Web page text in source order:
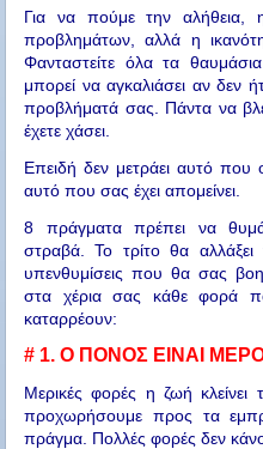
Για να πούμε την αλήθεια,
προβλημάτων, αλλά η
Φανταστείτε όλα τα
μπορεί να αγκαλιάσει αν δεν
προβλήματά σας. Πάντα να
έχετε χάσει.
Επειδή δεν μετράει αυτό
αυτό που σας έχει απομείνει.
8 πράγματα πρέπει να
στραβά. Το τρίτο θα
υπενθυμίσεις που θα σας
στα χέρια σας κάθε φορά
καταρρέουν:
# 1. Ο ΠΟΝΟΣ ΕΙΝΑΙ
Μερικές φορές η ζωή κλείνει
προχωρήσουμε προς τα
πράγμα. Πολλές φορές δεν